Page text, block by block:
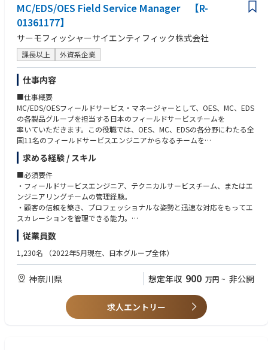
MC/EDS/OES Field Service Manager 【R-
01361177】
サーモフィッシャーサイエンティフィック株式会社
課長以上 外資系企業
仕事内容
■仕事概要
MC/EDS/OESフィールドサービス・マネージャーとして、OES、MC、EDS
の各製品グループを担当する日本のフィールドサービスチームを
率いていただきます。この役職では、OES、MC、EDSの各分野にわたる全
国11名のフィールドサービスエンジニアからなるチームを
管理するとともに、外部サービスパートナー、外部委託エンジニア、販売
代理店との調整業務も担当します。
この役職は、約230万ドルのサービス売上高において、高品質なサービス
の提供、迅速な顧客対応、売上目標の達成、チーム育成、
およびオペレーショナル・エクセレンスを確保する責任を負います。この
役割には、優れたリーダーシップ能力、
門家ではない場合でも、
複数の技術製品グループを管理する能力が求められます。
この役職の主な使命は、チームの再構築と強化、若手エンジニアの育成、
そしてビジネスの成長と長期的な顧客ロイヤリティを支える
■主な仕事内容
求める経験 / スキル
■必須要件
・フィールドサービスエンジニア、テクニカルサービスチーム、またはエ
ンジニアリングチームの管理経験。
・顧客の信頼を築き、プロフェッショナルな姿勢と迅速な対応をもってエ
スカレーションを管理できる能力。
・売上高、受注高、サービス契約、稼働率、対応時間、初回解決率、顧客
満足度などのサービスKPIを管理した経験。
・チームの再構築、コーチング、若手エンジニアの育成、チームパフォー
・複数の製品グループを管理し、リソースの優先順位付けを行い、全国規
模のサービス組織全体で業務遂行を推進する能力。
・優れたコミュニケーション能力、交渉能力、およびステークホルダー管
・販売代理店、外部委託エンジニア、および外部サービスパートナーと連
従業員数
1,230名 （2022年5月現在、日本グループ全体）
神奈川県 想定年収 900 万円 ~ 非公開
求人エントリー